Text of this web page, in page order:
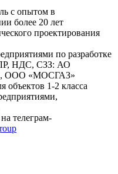
с опытом в
более 20 лет
проектирования
по разработке
НДС, СЗЗ: АО
ООО «МОСГАЗ»
объектов 1-2 класса
телеграм-